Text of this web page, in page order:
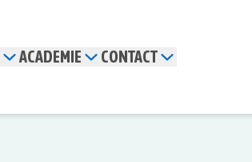
ACADEMIE CONTACT